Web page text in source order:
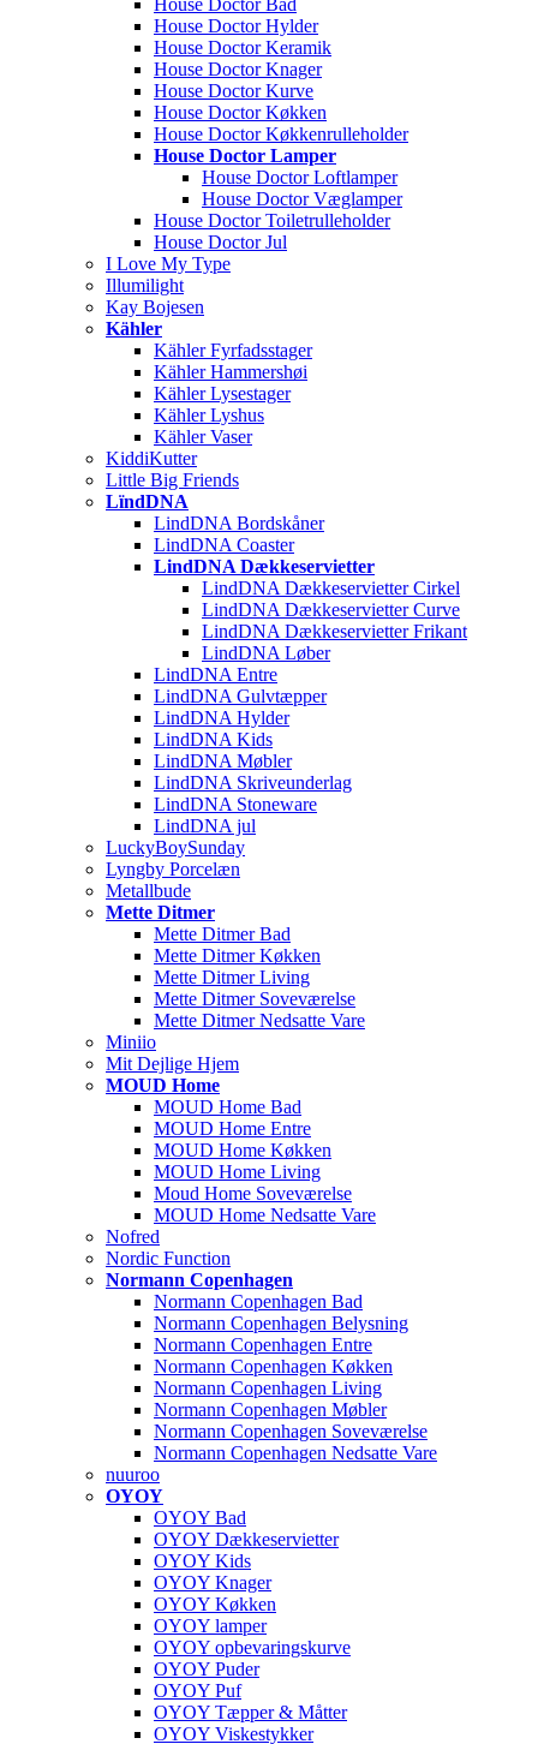
House Doctor Bad
House Doctor Hylder
House Doctor Keramik
House Doctor Knager
House Doctor Kurve
House Doctor Køkken
House Doctor Køkkenrulleholder
House Doctor Lamper
House Doctor Loftlamper
House Doctor Væglamper
House Doctor Toiletrulleholder
House Doctor Jul
I Love My Type
Illumilight
Kay Bojesen
Kähler
Kähler Fyrfadsstager
Kähler Hammershøi
Kähler Lysestager
Kähler Lyshus
Kähler Vaser
KiddiKutter
Little Big Friends
LïndDNA
LindDNA Bordskåner
LindDNA Coaster
LindDNA Dækkeservietter
LindDNA Dækkeservietter Cirkel
LindDNA Dækkeservietter Curve
LindDNA Dækkeservietter Frikant
LindDNA Løber
LindDNA Entre
LindDNA Gulvtæpper
LindDNA Hylder
LindDNA Kids
LindDNA Møbler
LindDNA Skriveunderlag
LindDNA Stoneware
LindDNA jul
LuckyBoySunday
Lyngby Porcelæn
Metallbude
Mette Ditmer
Mette Ditmer Bad
Mette Ditmer Køkken
Mette Ditmer Living
Mette Ditmer Soveværelse
Mette Ditmer Nedsatte Vare
Miniio
Mit Dejlige Hjem
MOUD Home
MOUD Home Bad
MOUD Home Entre
MOUD Home Køkken
MOUD Home Living
Moud Home Soveværelse
MOUD Home Nedsatte Vare
Nofred
Nordic Function
Normann Copenhagen
Normann Copenhagen Bad
Normann Copenhagen Belysning
Normann Copenhagen Entre
Normann Copenhagen Køkken
Normann Copenhagen Living
Normann Copenhagen Møbler
Normann Copenhagen Soveværelse
Normann Copenhagen Nedsatte Vare
nuuroo
OYOY
OYOY Bad
OYOY Dækkeservietter
OYOY Kids
OYOY Knager
OYOY Køkken
OYOY lamper
OYOY opbevaringskurve
OYOY Puder
OYOY Puf
OYOY Tæpper & Måtter
OYOY Viskestykker